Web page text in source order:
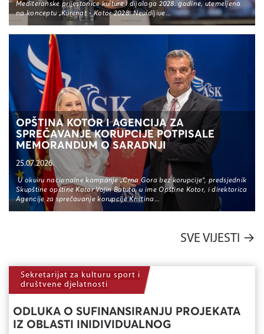
Mediteranske prijestonice kulture i dijaloga 2028. godine, utemeljena
na konceptu „Kurenat - Kotor 2028: Nevidljive...
OPŠTINA KOTOR I AGENCIJA ZA
SPREČAVANJE KORUPCIJE POTPISALE
MEMORANDUM O SARADNJI
25.07.2026.
U okviru nacionalne kampanje „Crna Gora bez korupcije“, predsjednik
Skupštine opštine Kotor Vojin Batuta, u ime Opštine Kotor, i direktorica
Agencije za sprečavanje korupcije Kristina...
SVE VIJESTI →
Sekretarijat za kulturu sport i
društvene djelatnosti
ODLUKA O SUFINANSIRANJU PROJEKATA
IZ OBLASTI INIDIVIDUALNOG